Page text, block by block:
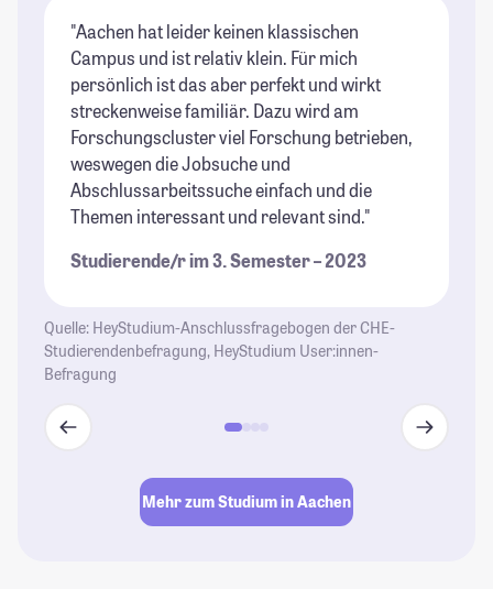
"Aachen hat leider keinen klassischen
Campus und ist relativ klein. Für mich
persönlich ist das aber perfekt und wirkt
streckenweise familiär. Dazu wird am
Forschungscluster viel Forschung betrieben,
weswegen die Jobsuche und
Abschlussarbeitssuche einfach und die
Themen interessant und relevant sind."
Studierende/r im 3. Semester – 2023
Quelle: HeyStudium-Anschlussfragebogen der CHE-
Studierendenbefragung, HeyStudium User:innen-
Befragung
Mehr zum Studium in Aachen